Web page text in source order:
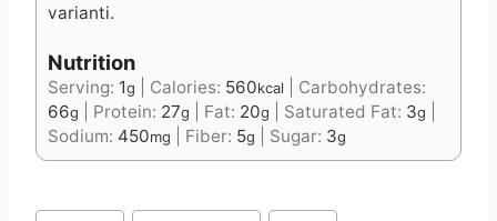
varianti.
Nutrition
Serving: 1g Calories: 560kcal
Carbohydrates:
66g Protein: 27g Fat: 20g Saturated Fat: 3g
Sodium: 450mg Fiber: 5g Sugar: 3g
Post